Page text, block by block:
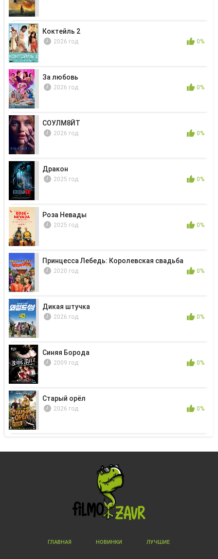
Коктейль 2
2026 год 0%
За любовь
2026 год 0%
СОУЛМ8ЙТ
2026 год 0%
Дракон
2025 год 0%
Роза Невады
2025 год 0%
Принцесса Лебедь: Королевская свадьба
2020 год 0%
Дикая штучка
2026 год 0%
Синяя Борода
2009 год 0%
Старый орёл
2026 год 0%
ГЛАВНАЯ НОВИНКИ ЛУЧШИЕ